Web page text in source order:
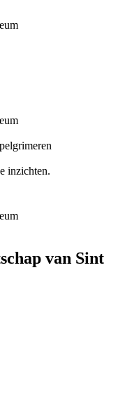
inzichten.
van Sint